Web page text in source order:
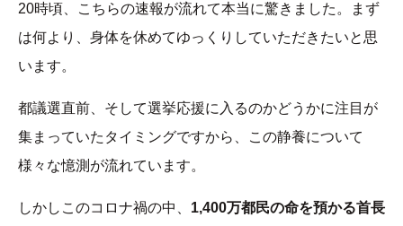
20時頃、こちらの速報が流れて本当に驚きました。まず
は何より、身体を休めてゆっくりしていただきたいと思
います。
都議選直前、そして選挙応援に入るのかどうかに注目が
集まっていたタイミングですから、この静養について
様々な憶測が流れています。
しかしこのコロナ禍の中、 1,400万都民の命を預かる首長